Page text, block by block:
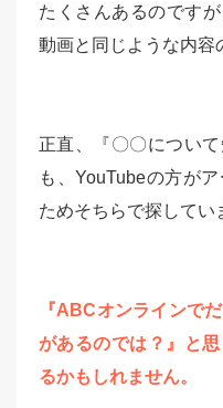
たくさんあるのです
動画と同じような内容
正直、『〇〇につい
も、YouTubeの方が
ためそちらで探してい
『ABCオンラインで
があるのでは？』と
るかもしれません。